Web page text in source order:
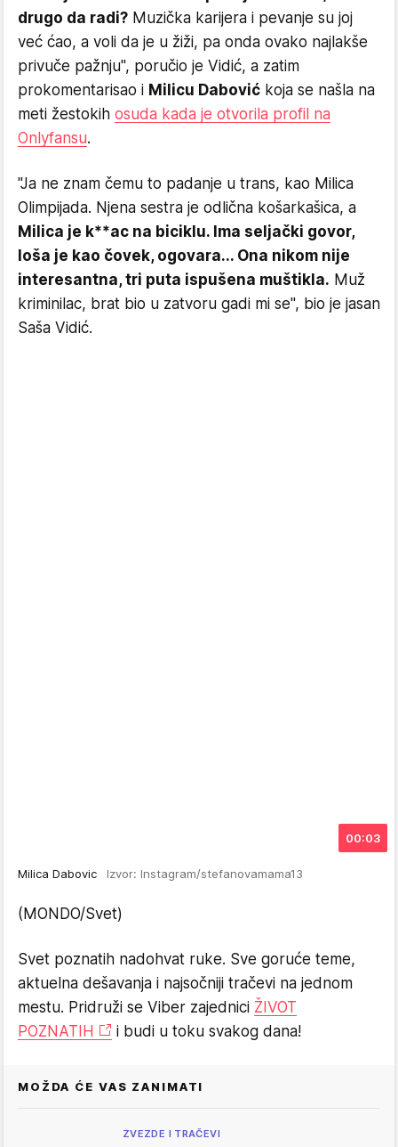
drugo da radi? Muzička karijera i pevanje su joj
već ćao, a voli da je u žiži, pa onda ovako najlakše
privuče pažnju", poručio je Vidić, a zatim
prokomentarisao i Milicu Dabović koja se našla na
meti žestokih osuda kada je otvorila profil na
Onlyfansu.
"Ja ne znam čemu to padanje u trans, kao Milica
Olimpijada. Njena sestra je odlična košarkašica, a
Milica je k**ac na biciklu. Ima seljački govor,
loša je kao čovek, ogovara... Ona nikom nije
interesantna, tri puta ispušena muštikla. Muž
kriminilac, brat bio u zatvoru gadi mi se", bio je jasan
Saša Vidić.
00:03
Milica Dabovic Izvor: Instagram/stefanovamama13
(MONDO/Svet)
Svet poznatih nadohvat ruke. Sve goruće teme,
aktuelna dešavanja i najsočniji tračevi na jednom
mestu. Pridruži se Viber zajednici ŽIVOT
POZNATIH
i budi u toku svakog dana!
MOŽDA ĆE VAS ZANIMATI
ZVEZDE I TRAČEVI